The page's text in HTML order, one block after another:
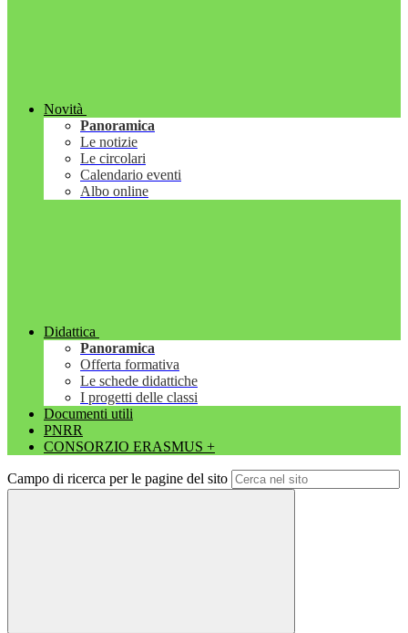
Novità
Panoramica
Le notizie
Le circolari
Calendario eventi
Albo online
Didattica
Panoramica
Offerta formativa
Le schede didattiche
I progetti delle classi
Documenti utili
PNRR
CONSORZIO ERASMUS +
Campo di ricerca per le pagine del sito